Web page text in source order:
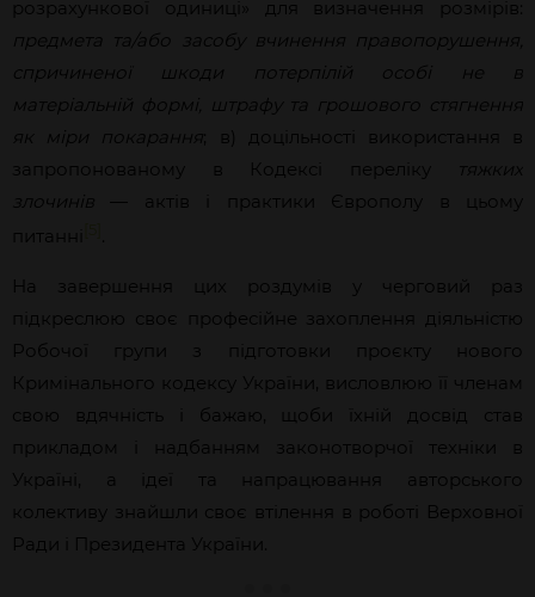
розрахункової одиниці» для визначення розмірів:
предмета та/або засобу вчинення правопорушення,
спричиненої шкоди потерпілій особі не в
матеріальній формі, штрафу та грошового стягнення
як міри покарання
; в) доцільності використання в
запропонованому в Кодексі переліку
тяжких
злочинів
—
актів і практики Європолу в цьому
питанні
На завершення цих роздумів у черговий раз
підкреслюю своє професійне захоплення діяльністю
Робочої групи з підготовки проєкту нового
Кримінального кодексу України, висловлюю її членам
свою вдячність і бажаю, щоби їхній досвід став
прикладом і надбанням законотворчої техніки в
Україні, а ідеї та напрацювання авторського
колективу знайшли своє втілення в роботі Верховної
Ради і Президента України.